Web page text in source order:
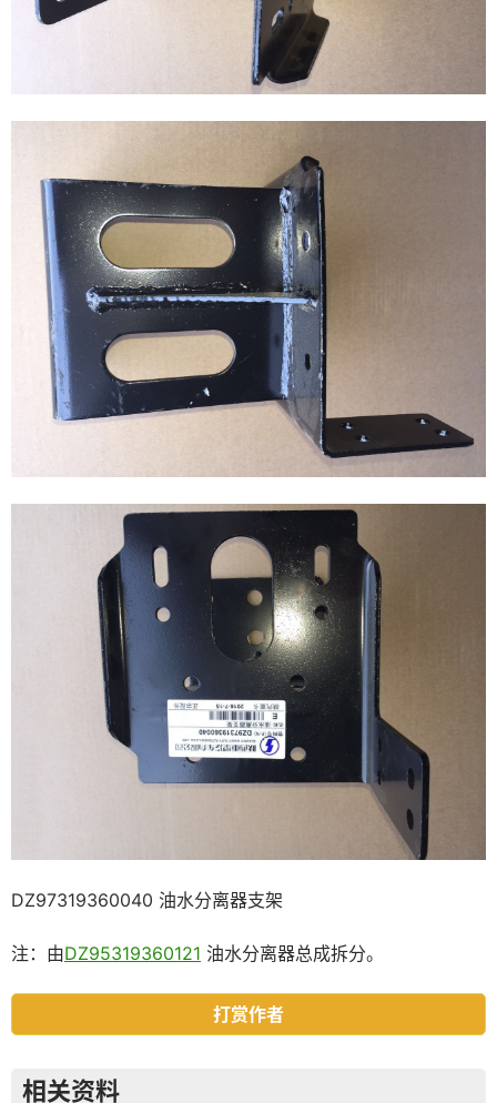
DZ97319360040 油水分离器支架
注：由DZ95319360121 油水分离器总成拆分。
打赏作者
相关资料